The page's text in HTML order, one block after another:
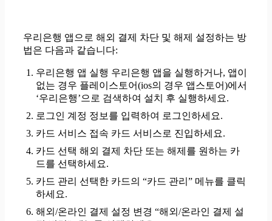
우리은행 앱으로 해외 결제 차단 및 해제 설정하는 방
법은 다음과 같습니다:
우리은행 앱 실행 우리은행 앱을 실행하거나, 앱이
없는 경우 플레이스토어(ios의 경우 앱스토어)에서
‘우리은행’으로 검색하여 설치 후 실행하세요.
로그인 계정 정보를 입력하여 로그인하세요.
카드 서비스 접속 카드 서비스로 진입하세요.
카드 선택 해외 결제 차단 또는 해제를 원하는 카
드를 선택하세요.
카드 관리 선택한 카드의 “카드 관리” 메뉴를 클릭
하세요.
해외/온라인 결제 설정 변경 “해외/온라인 결제 설